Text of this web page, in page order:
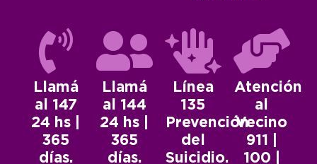
Llamá
al 147
24 hs |
365
días.
Llamá
al 144
24 hs |
365
días.
Línea
135
Prevención
del
Suicidio.
Atención
al
Vecino
911 |
100 |